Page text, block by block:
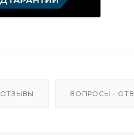
ОТЗЫВЫ ВОПРОСЫ -